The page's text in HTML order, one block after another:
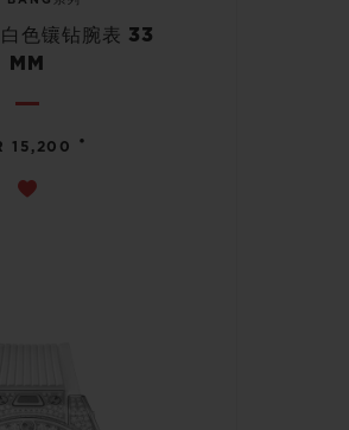
色镶钻腕表 33
MM
15,200 •